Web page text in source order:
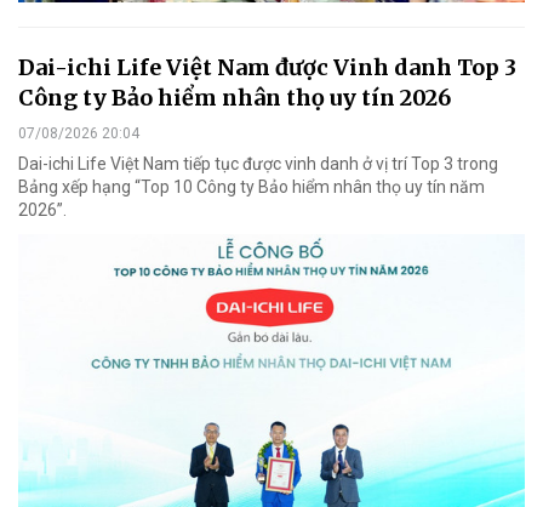
Dai-ichi Life Việt Nam được Vinh danh Top 3
Công ty Bảo hiểm nhân thọ uy tín 2026
07/08/2026 20:04
Dai-ichi Life Việt Nam tiếp tục được vinh danh ở vị trí Top 3 trong
Bảng xếp hạng “Top 10 Công ty Bảo hiểm nhân thọ uy tín năm
2026”.